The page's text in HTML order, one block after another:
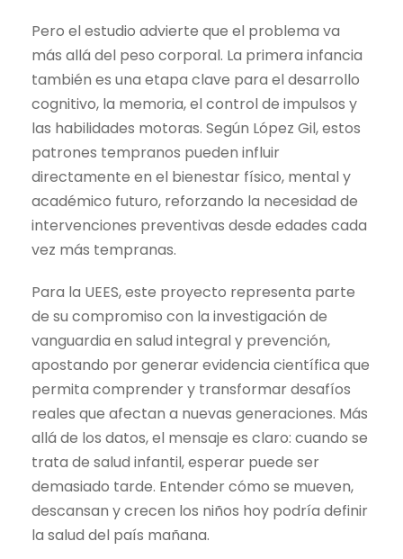
Pero el estudio advierte que el problema va
más allá del peso corporal. La primera infancia
también es una etapa clave para el desarrollo
cognitivo, la memoria, el control de impulsos y
las habilidades motoras. Según López Gil, estos
patrones tempranos pueden influir
directamente en el bienestar físico, mental y
académico futuro, reforzando la necesidad de
intervenciones preventivas desde edades cada
vez más tempranas.
Para la UEES, este proyecto representa parte
de su compromiso con la investigación de
vanguardia en salud integral y prevención,
apostando por generar evidencia científica que
permita comprender y transformar desafíos
reales que afectan a nuevas generaciones. Más
allá de los datos, el mensaje es claro: cuando se
trata de salud infantil, esperar puede ser
demasiado tarde. Entender cómo se mueven,
descansan y crecen los niños hoy podría definir
la salud del país mañana.